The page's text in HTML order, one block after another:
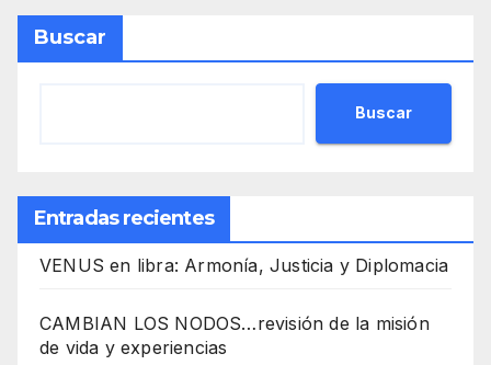
Buscar
Buscar
Entradas recientes
VENUS en libra: Armonía, Justicia y Diplomacia
CAMBIAN LOS NODOS…revisión de la misión
de vida y experiencias